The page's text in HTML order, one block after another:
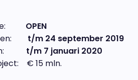
OPEN
t/m 24 september 2019
t/m 7 januari 2020
€ 15 mln.